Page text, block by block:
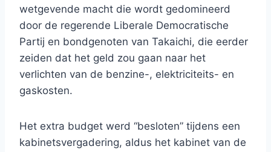
wetgevende macht die wordt gedomineerd
door de regerende Liberale Democratische
Partij en bondgenoten van Takaichi, die eerder
zeiden dat het geld zou gaan naar het
verlichten van de benzine-, elektriciteits- en
gaskosten.
Het extra budget werd “besloten” tijdens een
kabinetsvergadering, aldus het kabinet van de